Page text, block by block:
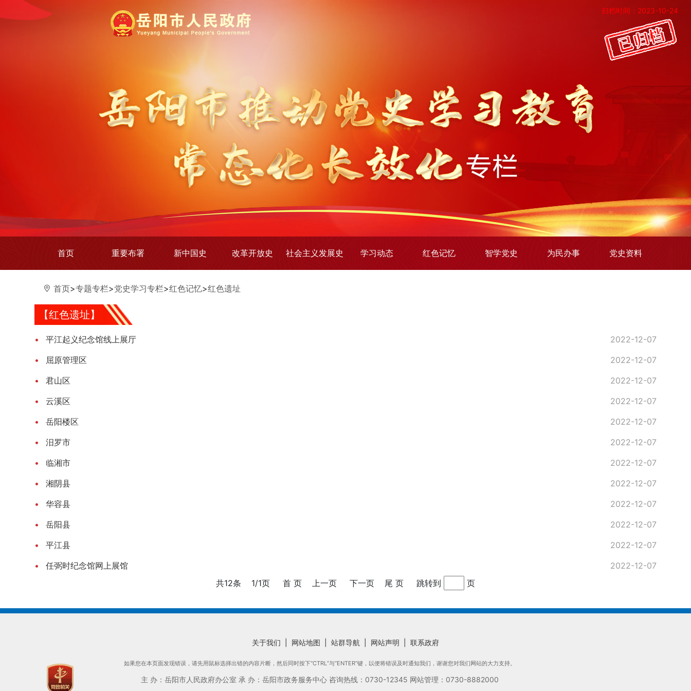
归档时间：2023-10-24
首页 重要布署 新中国史 改革开放史 社会主义发展史 学习动态 红色记忆 智学党史 为民办事 党史资料
首页>专题专栏>党史学习专栏>红色记忆>红色遗址
【红色遗址】
平江起义纪念馆线上展厅
2022-12-07
屈原管理区
2022-12-07
君山区
2022-12-07
云溪区
2022-12-07
岳阳楼区
2022-12-07
汨罗市
2022-12-07
临湘市
2022-12-07
湘阴县
2022-12-07
华容县
2022-12-07
岳阳县
2022-12-07
平江县
2022-12-07
任弼时纪念馆网上展馆
2022-12-07
共12条
1/1页 首 页 上一页 下一页 尾 页 跳转到 页
关于我们 网站地图 站群导航 网站声明 联系政府
如果您在本页面发现错误，请先用鼠标选择出错的内容片断，然后同时按下“CTRL”与“ENTER”键，以便将错误及时通知我们，谢谢您对我们网站的大力支持。
主 办：岳阳市人民政府办公室 承 办：岳阳市政务服务中心 咨询热线：0730-12345 网站管理：0730-8882000